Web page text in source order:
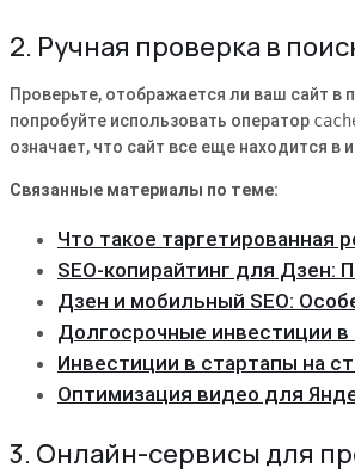
2. Ручная проверка в
Проверьте, отображается ли ваш сайт в
попробуйте использовать оператор
означает, что сайт все еще находится
Связанные материалы по теме:
Что такое таргетированная
SEO-копирайтинг для Дзен:
Дзен и мобильный SEO:
Долгосрочные инвестиции в
Инвестиции в стартапы на
Оптимизация видео для
3. Онлайн-сервисы для